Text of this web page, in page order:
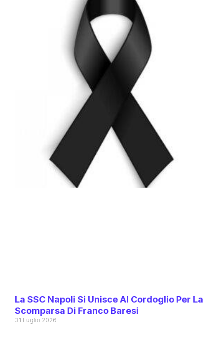
La SSC Napoli Si Unisce Al Cordoglio Per La
Scomparsa Di Franco Baresi
31 Luglio 2026